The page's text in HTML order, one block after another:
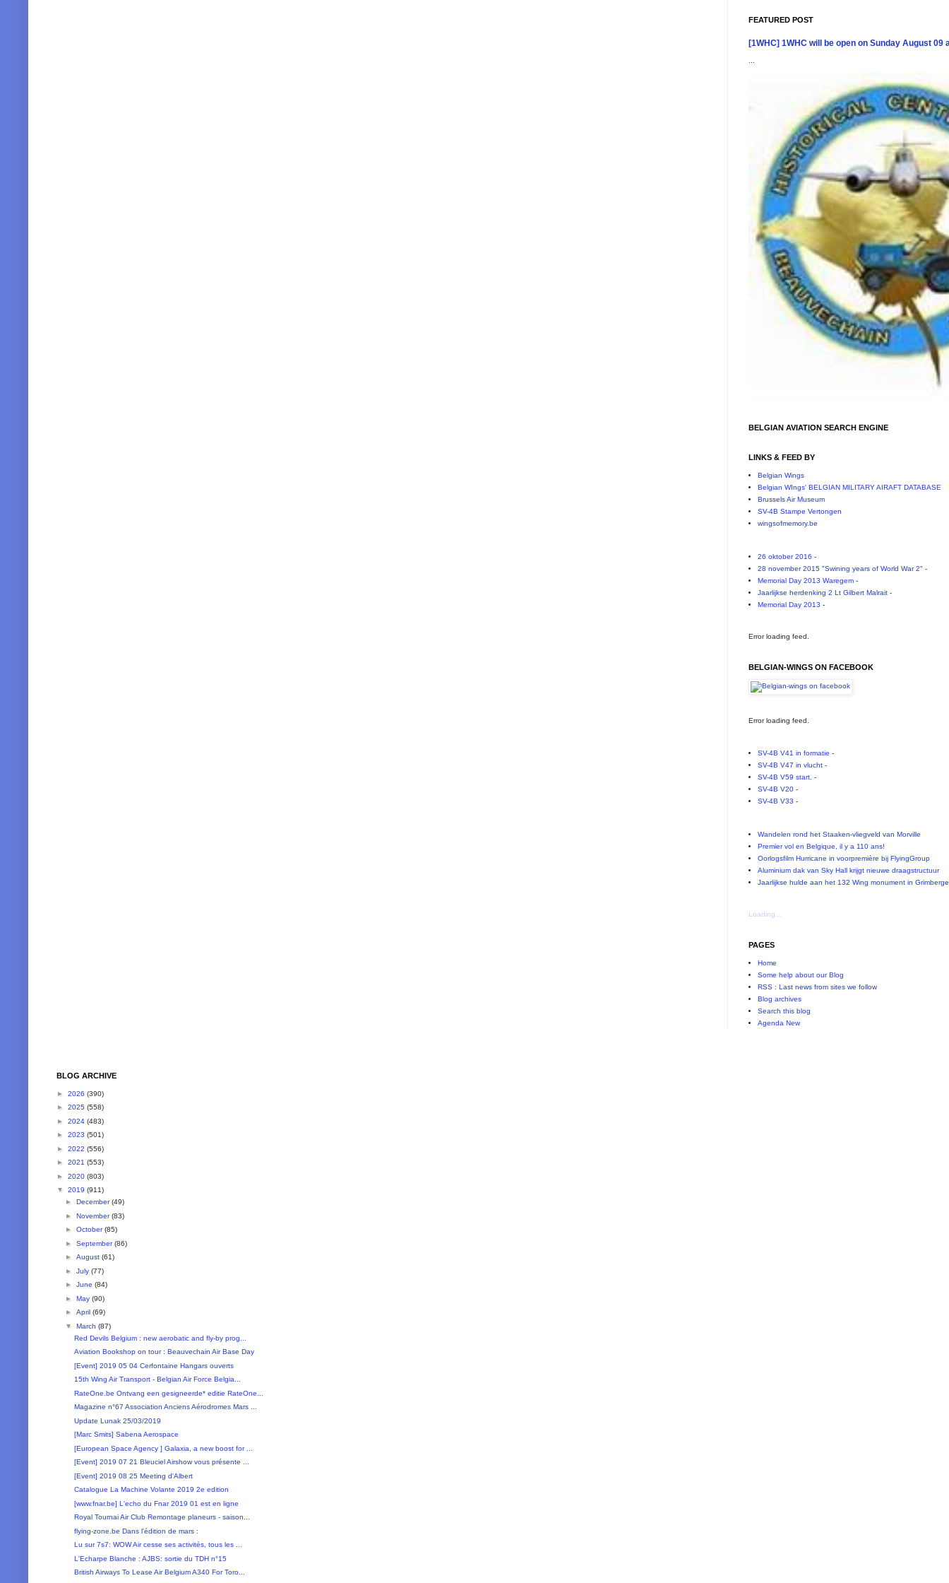
FEATURED POST
[1WHC] 1WHC will be open on Sunday August 09
BELGIAN AVIATION SEARCH ENGINE
LINKS & FEED BY
Belgian Wings
Belgian WIngs' BELGIAN MILITARY AIRAFT DATABASE
Brussels Air Museum
SV-4B Stampe Vertongen
wingsofmemory.be
26 oktober 2016 -
28 november 2015 "Swining years of World War 2" -
Memorial Day 2013 Waregem-
Jaarlijkse herdenking 2 Lt Gilbert Malrait-
Memorial Day 2013 -
Error loading feed.
BELGIAN-WINGS ON FACEBOOK
Error loading feed.
SV-4B V41 in formatie -
SV-4B V47 in vlucht-
SV-4B V59 start. -
SV-4B V20-
SV-4B V33 -
Wandelen rond het Staaken-vliegveld van Morville
Premier vol en Belgique, il y a 110 ans!
Oorlogsfilm Hurricane in voorpremière bij FlyingGroup
Aluminium dak van Sky Hall krijgt nieuwe draagstructuur
Jaarlijkse hulde aan het 132 Wing monument in
Loading...
PAGES
Home
Some help about our Blog
RSS : Last news from sites we follow
Blog archives
Search this blog
Agenda New
BLOG ARCHIVE
► 2026 (390)
► 2025 (558)
► 2024 (483)
► 2023 (501)
► 2022 (556)
► 2021 (553)
► 2020 (803)
▼ 2019 (911)
► December(49)
► November(83)
► October(85)
► September(86)
► August (61)
► July (77)
► June (84)
► May (90)
► April (69)
▼ March (87)
Red Devils Belgium : new aerobatic and fly-by prog...
Aviation Bookshop on tour : Beauvechain Air Base Day
[Event] 2019 05 04 Cerfontaine Hangars ouverts
15th Wing Air Transport - Belgian Air Force Belgia...
RateOne.be Ontvang een gesigneerde* editie RateOne...
Magazine n°67 Association Anciens Aérodromes Mars ...
Update Lunak 25/03/2019
[Marc Smits] Sabena Aerospace
[European Space Agency ] Galaxia, a new boost for ...
[Event] 2019 07 21 Bleuciel Airshow vous présente ...
[Event] 2019 08 25 Meeting d'Albert
Catalogue La Machine Volante 2019 2e edition
[www.fnar.be] L'echo du Fnar 2019 01 est en ligne
Royal Tournai Air Club Remontage planeurs - saison...
flying-zone.be Dans l'édition de mars :
Lu sur 7s7: WOW Air cesse ses activités, tous les ...
L'Echarpe Blanche : AJBS: sortie du TDH n°15
British Airways To Lease Air Belgium A340 For Toro...